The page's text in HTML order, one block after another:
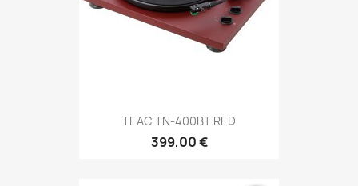
TEAC TN-400BT RED
399,00 €